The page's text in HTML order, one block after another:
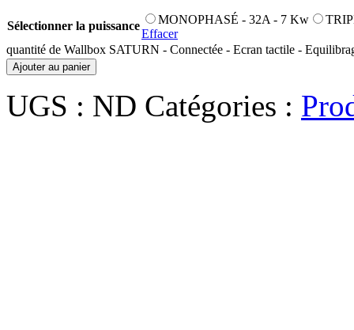
Sélectionner la puissance MONOPHASÉ - 32A - 7 Kw
Effacer
quantité de Wallbox SATURN - Connectée - Ecran tactile -
Ajouter au panier
UGS : ND Catégories :